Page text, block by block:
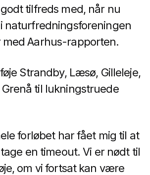
tilfreds med, når nu
naturfredningsforeningen
Aarhus-rapporten.
Strandby, Læsø, Gilleleje,
til lukningstruede
forløbet har fået mig til at
en timeout. Vi er nødt til
om vi fortsat kan være